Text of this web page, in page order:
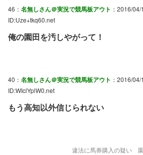
46： 名無しさん＠実況で競馬板アウト ：2016/
ID:Uze+tkq60.net
俺の園田を汚しやがって！
40： 名無しさん＠実況で競馬板アウト ：2016/
ID:WIclYplW0.net
もう高知以外信じられない
違法に馬券購入の疑い